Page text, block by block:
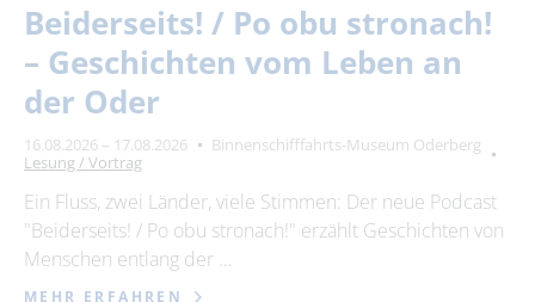
Beiderseits! / Po obu stronach!
– Geschichten vom Leben an
der Oder
16.08.2026 – 17.08.2026
Binnenschifffahrts-Museum Oderberg
Lesung / Vortrag
Ein Fluss, zwei Länder, viele Stimmen: Der neue Podcast
"Beiderseits! / Po obu stronach!" erzählt Geschichten von
Menschen entlang der …
MEHR ERFAHREN